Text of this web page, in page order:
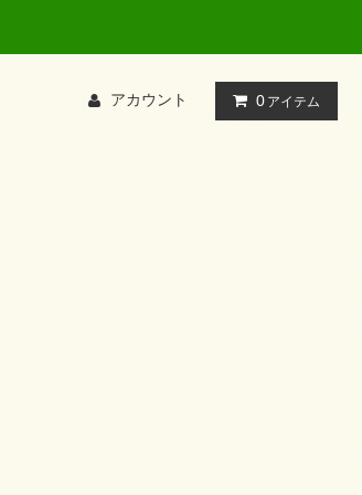
アカウント 0 アイテム